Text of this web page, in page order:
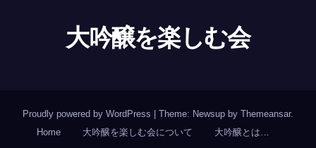
大吟醸を楽しむ会
Proudly powered by WordPress | Theme: Newsup by Themeansar.
Home
大吟醸を楽しむ会について 大吟醸とは…